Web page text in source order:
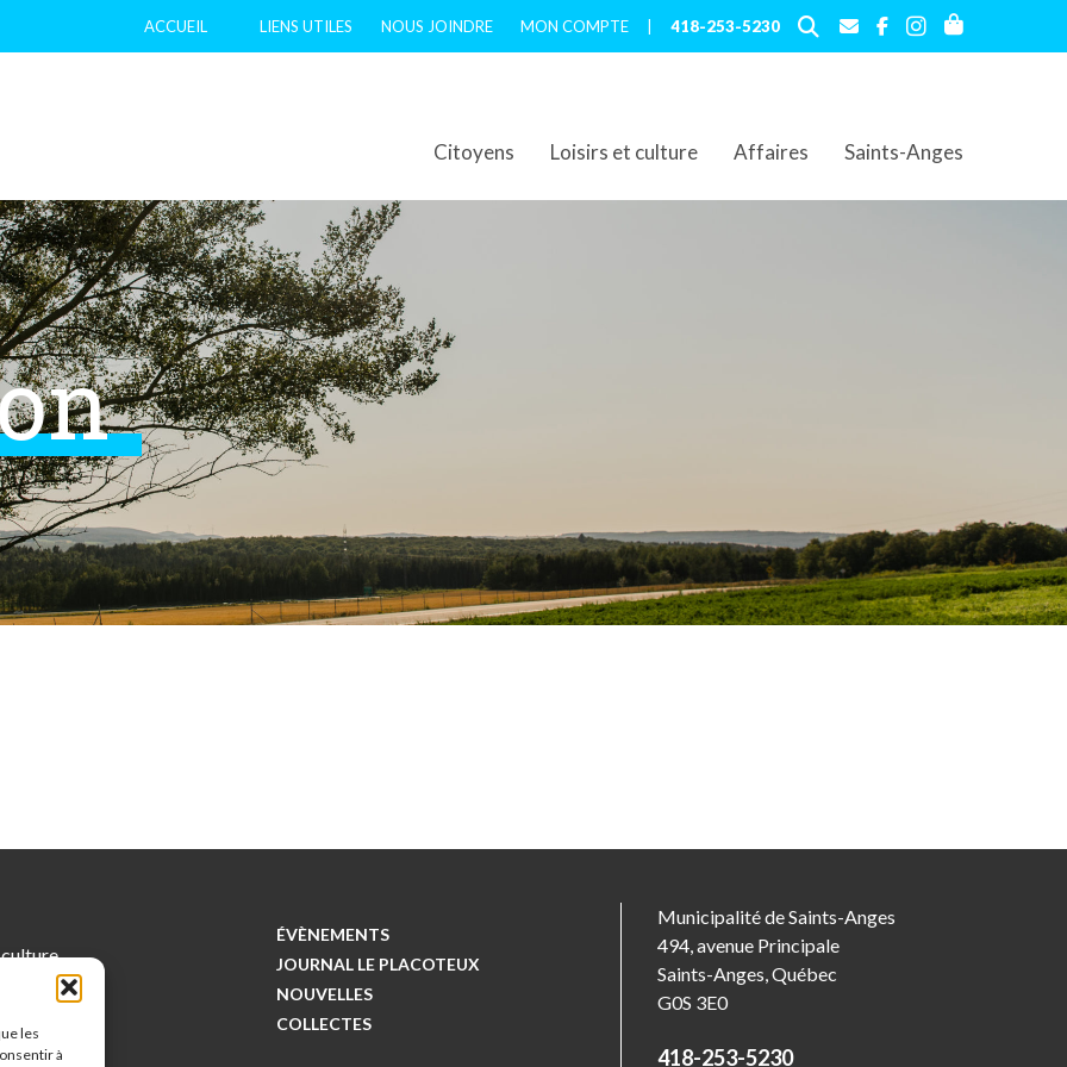
les
à
ACCUEIL LIENS UTILES NOUS JOINDRE MON COMPTE 418-253-5230
Citoyens Loisirs et culture Affaires Saints-Anges
ÉVÈNEMENTS
JOURNAL LE PLACOTEUX
NOUVELLES
COLLECTES
Municipalité de Saints-Anges
494, avenue Principale
Saints-Anges, Québec
G0S 3E0
418-253-5230